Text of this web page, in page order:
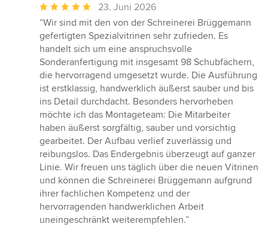
Durchschnittliche
Bewertung:
5
von
5
Sternen
23. Juni 2026
“Wir sind mit den von der Schreinerei Brüggemann
gefertigten Spezialvitrinen sehr zufrieden. Es
handelt sich um eine anspruchsvolle
Sonderanfertigung mit insgesamt 98 Schubfächern,
die hervorragend umgesetzt wurde. Die Ausführung
ist erstklassig, handwerklich äußerst sauber und bis
ins Detail durchdacht. Besonders hervorheben
möchte ich das Montageteam: Die Mitarbeiter
haben äußerst sorgfältig, sauber und vorsichtig
gearbeitet. Der Aufbau verlief zuverlässig und
reibungslos. Das Endergebnis überzeugt auf ganzer
Linie. Wir freuen uns täglich über die neuen Vitrinen
und können die Schreinerei Brüggemann aufgrund
ihrer fachlichen Kompetenz und der
hervorragenden handwerklichen Arbeit
uneingeschränkt weiterempfehlen.”